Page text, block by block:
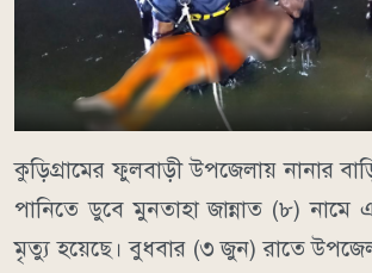
কুড়িগ্রামের ফুলবাড়ী উপজেলায় নানার
পানিতে ডুবে মুনতাহা জান্নাত (৮) নামে
মৃত্যু হয়েছে। বুধবার (৩ জুন) রাতে